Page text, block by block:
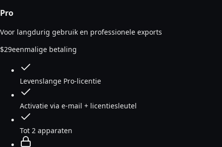
Pro
Voor langdurig gebruik en professionele exports
$29eenmalige betaling
Levenslange Pro-licentie
Activatie via e-mail + licentiesleutel
Tot 2 apparaten